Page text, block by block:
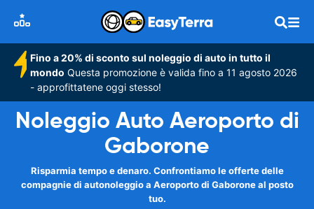
Fino a 20% di sconto sul noleggio di auto in tutto il
mondo Questa promozione è valida fino a 11 agosto 2026
- approfittatene oggi stesso!
Noleggio Auto Aeroporto di
Gaborone
Risparmia tempo e denaro. Confrontiamo le offerte delle
compagnie di autonoleggio a Aeroporto di Gaborone al posto
tuo.